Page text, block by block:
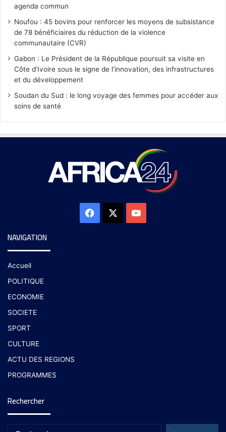
agenda commun
Noufou : 45 bovins pour renforcer les moyens de subsistance
de 78 bénéficiaires du réduction de la violence
communautaire (CVR)
Gabon : Le Président de la République poursuit sa visite en
Côte d’Ivoire sous le signe de l’innovation, des infrastructures
et du développement
Soudan du Sud : le long voyage des femmes pour accéder aux
soins de santé
NAVIGATION
Accueil
POLITIQUE
ECONOMIE
SOCIETE
SPORT
CULTURE
ACTU DES REGIONS
PROGRAMMES
Rechercher